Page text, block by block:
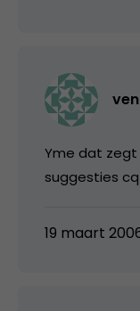
Yme dat zegt
suggesties
19 maart